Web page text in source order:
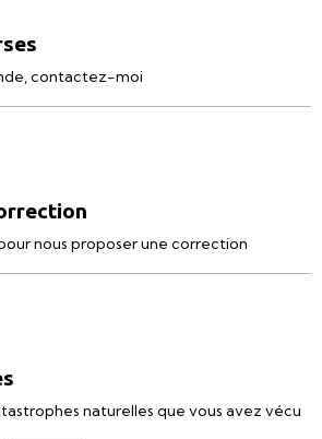
contactez-moi
nous proposer une correction
naturelles que vous avez vécu